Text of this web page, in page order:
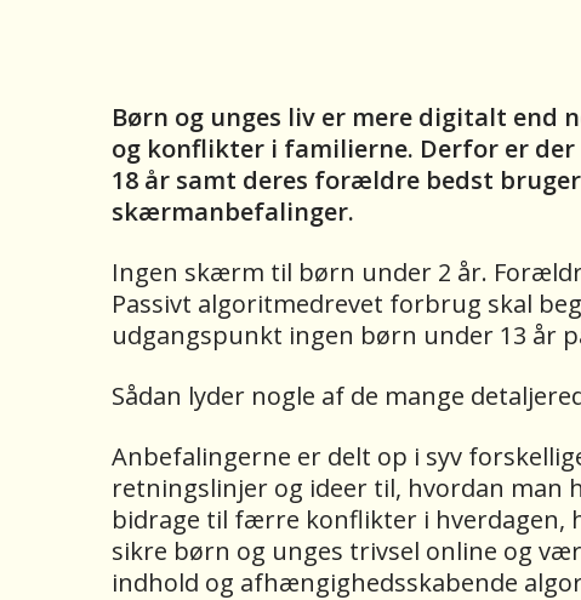
Børn og unges liv er mere digitalt
og konflikter i familierne. Derfor er
18 år samt deres forældre bedst
skærmanbefalinger.
Ingen skærm til børn under 2 år.
Passivt algoritmedrevet forbrug skal
udgangspunkt ingen børn under 13 år
Sådan lyder nogle af de mange
Anbefalingerne er delt op i syv
retningslinjer og ideer til, hvordan man
bidrage til færre konflikter i hverdagen,
sikre børn og unges trivsel online og
indhold og afhængighedsskabende